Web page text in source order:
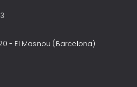
- El Masnou (Barcelona)